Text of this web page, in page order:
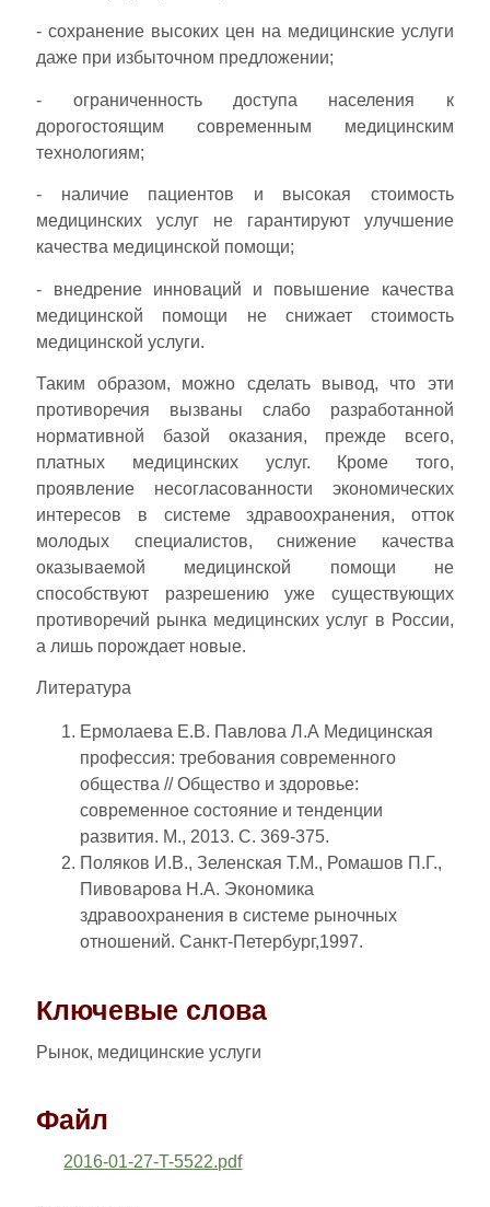
- сохранение высоких цен на медицинские услуги
даже при избыточном предложении;
- ограниченность доступа населения к
дорогостоящим современным медицинским
технологиям;
- наличие пациентов и высокая стоимость
медицинских услуг не гарантируют улучшение
качества медицинской помощи;
- внедрение инноваций и повышение качества
медицинской помощи не снижает стоимость
медицинской услуги.
Таким образом, можно сделать вывод, что эти
противоречия вызваны слабо разработанной
нормативной базой оказания, прежде всего,
платных медицинских услуг. Кроме того,
проявление несогласованности экономических
интересов в системе здравоохранения, отток
молодых специалистов, снижение качества
оказываемой медицинской помощи не
способствуют разрешению уже существующих
противоречий рынка медицинских услуг в России,
а лишь порождает новые.
Литература
Ермолаева Е.В. Павлова Л.А Медицинская
профессия: требования современного
общества // Общество и здоровье:
современное состояние и тенденции
развития. М., 2013. С. 369-375.
Поляков И.В., Зеленская Т.М., Ромашов П.Г.,
Пивоварова Н.А. Экономика
здравоохранения в системе рыночных
отношений. Санкт-Петербург,1997.
Ключевые слова
Рынок, медицинские услуги
Файл
2016-01-27-T-5522.pdf